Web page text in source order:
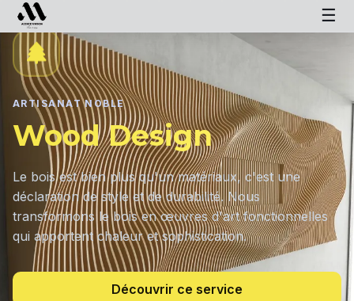
☰
ARTISANAT NOBLE
Wood Design
Le bois est bien plus qu'un matériaux, c'est une
déclaration de style et de durabilité. Nous
transformons le bois en œuvres d'art fonctionnelles
qui apportent chaleur et sophistication.
Découvrir ce service